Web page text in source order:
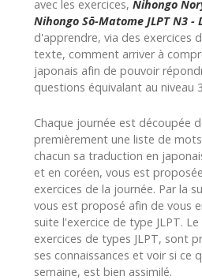
avec les exercices, Nihongo
Nihongo Sō-Matome JLPT N3 -
d'apprendre, via des exercices
texte, comment arriver à
japonais afin de pouvoir
questions équivalant au niveau
Chaque journée est découpée
premièrement une liste de
chacun sa traduction en
et en coréen, vous est
exercices de la journée. Par la
vous est proposé afin de vous
suite l'exercice de type JLPT.
exercices de types JLPT, sont
ses connaissances et voir si ce
semaine, est bien assimilé.